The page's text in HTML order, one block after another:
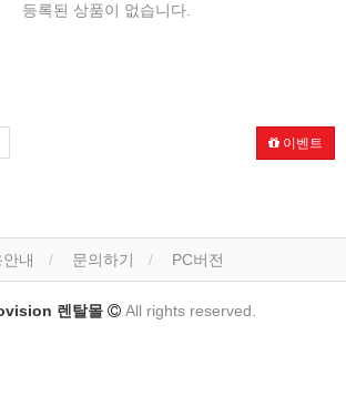
등록된 상품이 없습니다.
이벤트
내 문의하기 PC버전
렌탈몰 All rights reserved.